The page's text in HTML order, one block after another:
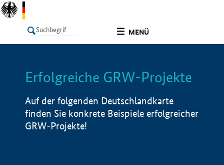
MENÜ
LISTE Info
Erfolgreiche GRW-Projekte
Auf der folgenden Deutschlandkarte
finden Sie konkrete Beispiele erfolgreicher
GRW-Projekte!